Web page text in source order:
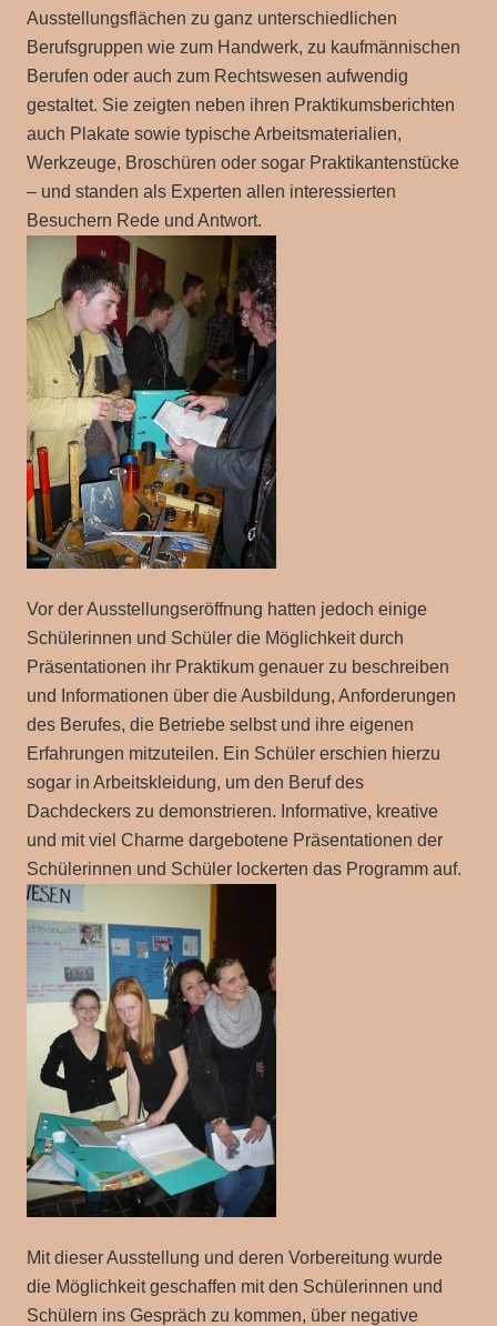
Ausstellungsflächen zu ganz unterschiedlichen
Berufsgruppen wie zum Handwerk, zu kaufmännischen
Berufen oder auch zum Rechtswesen aufwendig
gestaltet. Sie zeigten neben ihren Praktikumsberichten
auch Plakate sowie typische Arbeitsmaterialien,
Werkzeuge, Broschüren oder sogar Praktikantenstücke
– und standen als Experten allen interessierten
Besuchern Rede und Antwort.
Vor der Ausstellungseröffnung hatten jedoch einige
Schülerinnen und Schüler die Möglichkeit durch
Präsentationen ihr Praktikum genauer zu beschreiben
und Informationen über die Ausbildung, Anforderungen
des Berufes, die Betriebe selbst und ihre eigenen
Erfahrungen mitzuteilen. Ein Schüler erschien hierzu
sogar in Arbeitskleidung, um den Beruf des
Dachdeckers zu demonstrieren. Informative, kreative
und mit viel Charme dargebotene Präsentationen der
Schülerinnen und Schüler lockerten das Programm auf.
Mit dieser Ausstellung und deren Vorbereitung wurde
die Möglichkeit geschaffen mit den Schülerinnen und
Schülern ins Gespräch zu kommen, über negative